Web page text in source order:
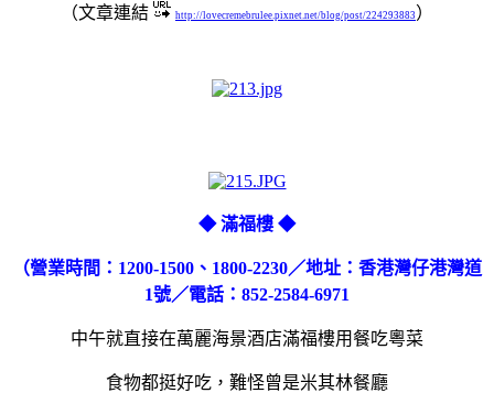
（文章連結 http://lovecremebrulee.pixnet.net/blog/post/224293883 ）
◆ 滿福樓 ◆
（營業時間：1200-1500、1800-2230／地址： 香港灣仔港灣道
1號／電話：852-2584-6971
中午就直接在萬麗海景酒店滿福樓用餐吃粵菜
食物都挺好吃，難怪曾是米其林餐廳